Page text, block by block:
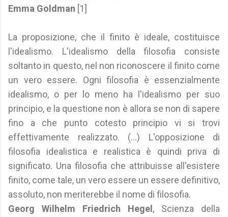
Emma Goldman [1]
La proposizione, che il finito è ideale, costituisce
l'idealismo. L'idealismo della filosofia consiste
soltanto in questo, nel non riconoscere il finito come
un vero essere. Ogni filosofia è essenzialmente
idealismo, o per lo meno ha l'idealismo per suo
principio, e la questione non è allora se non di sapere
fino a che punto cotesto principio vi si trovi
effettivamente realizzato. (...) L'opposizione di
filosofia idealistica e realistica è quindi priva di
significato. Una filosofia che attribuisse all'esistere
finito, come tale, un vero essere un essere definitivo,
assoluto, non meriterebbe il nome di filosofia.
Georg Wilhelm Friedrich Hegel , Scienza della